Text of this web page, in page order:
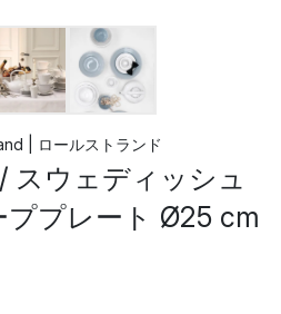
| ロールストランド
スウェディッシュ
ププレート Ø25 cm